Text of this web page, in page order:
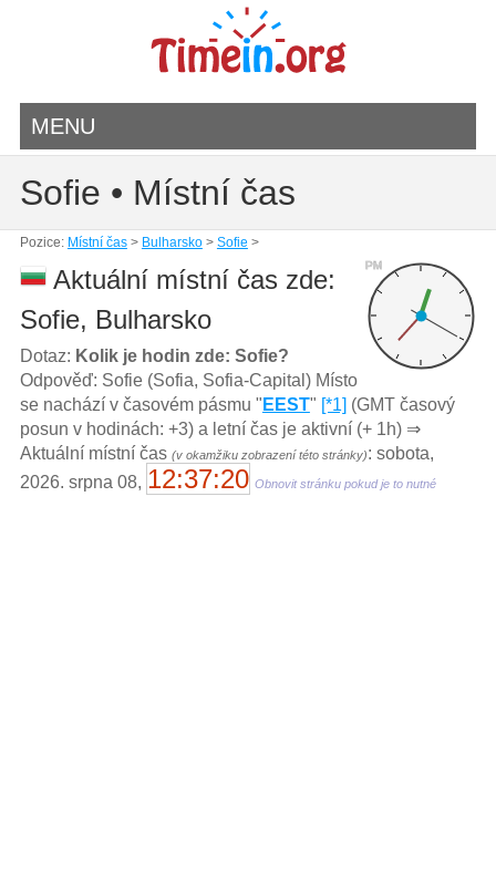
MENU
Sofie • Místní čas
Pozice: Místní čas> Bulharsko> Sofie >
PM
Aktuální místní čas zde:
Sofie, Bulharsko
Dotaz: Kolik je hodin zde: Sofie?
Odpověď: Sofie (Sofia, Sofia-Capital) Místo
se nachází v časovém pásmu " EEST" [*1] (GMT časový
posun v hodinách: +3) a letní čas je aktivní (+ 1h) ⇒
Aktuální místní čas (v okamžiku zobrazení této stránky): sobota,
2026. srpna 08, 12:37:20 Obnovit stránku pokud je to nutné